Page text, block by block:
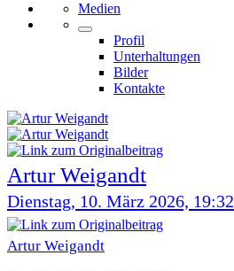
Medien
Profil
Unterhaltungen
Bilder
Kontakte
Artur Weigandt
Dienstag, 10. März 2026, 19:32
Artur Weigandt